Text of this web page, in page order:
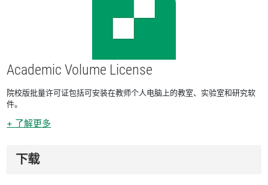
Academic Volume License
院校版批量许可证包括可安装在教师个人电脑上的教室、实验室和研究软
件。
+ 了解更多
下载